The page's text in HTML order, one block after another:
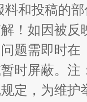
和投稿的
！如因被
题需即时在
时屏蔽。
定，为维